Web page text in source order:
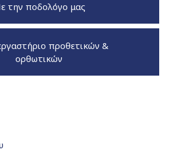
την ποδολόγο μας
προθετικών &
ορθωτικών